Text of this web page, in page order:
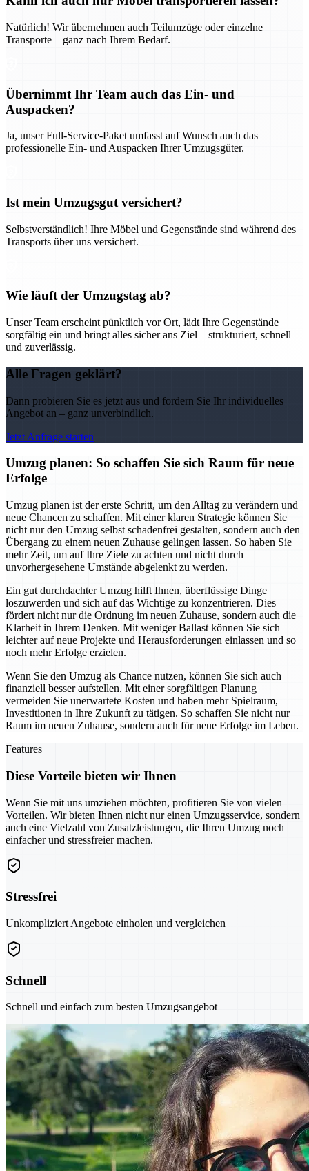
Natürlich! Wir übernehmen auch Teilumzüge oder einzelne
Transporte – ganz nach Ihrem Bedarf.
Übernimmt Ihr Team auch das Ein- und
Auspacken?
Ja, unser Full-Service-Paket umfasst auf Wunsch auch das
professionelle Ein- und Auspacken Ihrer Umzugsgüter.
Ist mein Umzugsgut versichert?
Selbstverständlich! Ihre Möbel und Gegenstände sind während des
Transports über uns versichert.
Wie läuft der Umzugstag ab?
Unser Team erscheint pünktlich vor Ort, lädt Ihre Gegenstände
sorgfältig ein und bringt alles sicher ans Ziel – strukturiert, schnell
und zuverlässig.
Alle Fragen geklärt?
Dann probieren Sie es jetzt aus und fordern Sie Ihr individuelles
Angebot an – ganz unverbindlich.
Jetzt Anfrage starten
Umzug planen: So schaffen Sie sich Raum für neue
Erfolge
Umzug planen ist der erste Schritt, um den Alltag zu verändern und
neue Chancen zu schaffen. Mit einer klaren Strategie können Sie
nicht nur den Umzug selbst schadenfrei gestalten, sondern auch den
Übergang zu einem neuen Zuhause gelingen lassen. So haben Sie
mehr Zeit, um auf Ihre Ziele zu achten und nicht durch
unvorhergesehene Umstände abgelenkt zu werden.
Ein gut durchdachter Umzug hilft Ihnen, überflüssige Dinge
loszuwerden und sich auf das Wichtige zu konzentrieren. Dies
fördert nicht nur die Ordnung im neuen Zuhause, sondern auch die
Klarheit in Ihrem Denken. Mit weniger Ballast können Sie sich
leichter auf neue Projekte und Herausforderungen einlassen und so
noch mehr Erfolge erzielen.
Wenn Sie den Umzug als Chance nutzen, können Sie sich auch
finanziell besser aufstellen. Mit einer sorgfältigen Planung
vermeiden Sie unerwartete Kosten und haben mehr Spielraum,
Investitionen in Ihre Zukunft zu tätigen. So schaffen Sie nicht nur
Raum im neuen Zuhause, sondern auch für neue Erfolge im Leben.
Features
Diese Vorteile bieten wir Ihnen
Wenn Sie mit uns umziehen möchten, profitieren Sie von vielen
Vorteilen. Wir bieten Ihnen nicht nur einen Umzugsservice, sondern
auch eine Vielzahl von Zusatzleistungen, die Ihren Umzug noch
einfacher und stressfreier machen.
Stressfrei
Unkompliziert Angebote einholen und vergleichen
Schnell
Schnell und einfach zum besten Umzugsangebot